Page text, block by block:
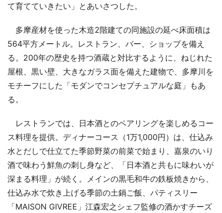
て育てていきたい」とあいさつした。
多摩産材を使った木造2階建ての同施設の延べ床面積は
564平方メートル。レストラン、バー、ショップを備え
る。200年の歴史を持つ酒蔵と対比するように、ねじれた
屋根、黒い壁、大きなガラス面を備えた建物で、多摩川を
モチーフにした「モダンでコンセプチュアルな庭」もあ
る。
レストランでは、日本酒とのペアリングを楽しめるコー
ス料理を提供。ディナーコース（1万1,000円）は、仕込み
水とだしで仕立てた季節野菜の前菜で始まり、嘉泉のいり
酒で味わう鮮魚の刺し身など、「日本酒と共もに味わいが
深まる料理」が続く。メインの黒毛和牛の鉄板焼きから、
仕込み水で炊き上げる季節の土鍋ご飯、パティスリー
「MAISON GIVREE」江森宏之シェフ監修の酒かすチーズ